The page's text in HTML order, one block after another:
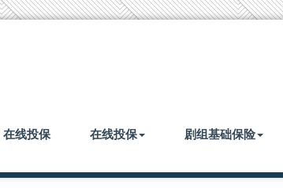
线投保 在线投保 剧组基础保险